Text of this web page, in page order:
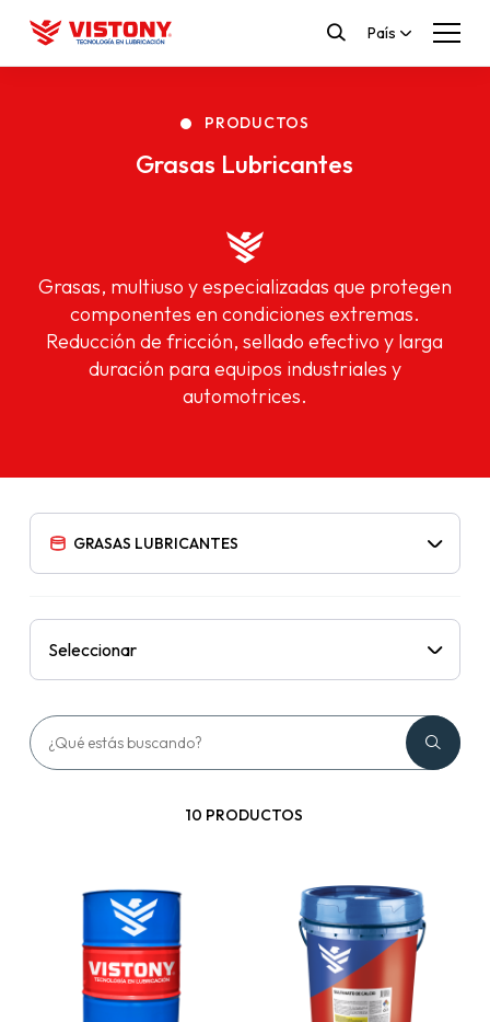
País
PRODUCTOS
Grasas Lubricantes
Grasas, multiuso y especializadas que protegen
componentes en condiciones extremas.
Reducción de fricción, sellado efectivo y larga
duración para equipos industriales y
automotrices.
GRASAS LUBRICANTES
Seleccionar
10 PRODUCTOS